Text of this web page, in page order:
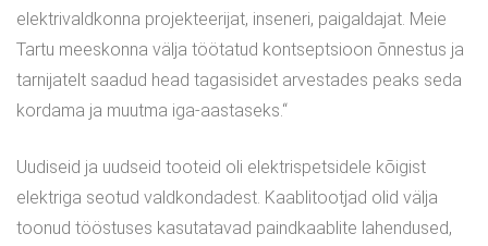
elektrivaldkonna projekteerijat, inseneri, paigaldajat. Meie
Tartu meeskonna välja töötatud kontseptsioon õnnestus ja
tarnijatelt saadud head tagasisidet arvestades peaks seda
kordama ja muutma iga-aastaseks.“
Uudiseid ja uudseid tooteid oli elektrispetsidele kõigist
elektriga seotud valdkondadest. Kaablitootjad olid välja
toonud tööstuses kasutatavad paindkaablite lahendused,